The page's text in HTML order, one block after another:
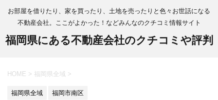
お部屋を借りたり、家を買ったり、土地を売ったりと色々お世話になる
不動産会社。ここがよかった！などみんなのクチコミ情報サイト
福岡県にある不動産会社のクチコミや評判
HOME > 福岡県全域 >
福岡県全域 福岡市南区